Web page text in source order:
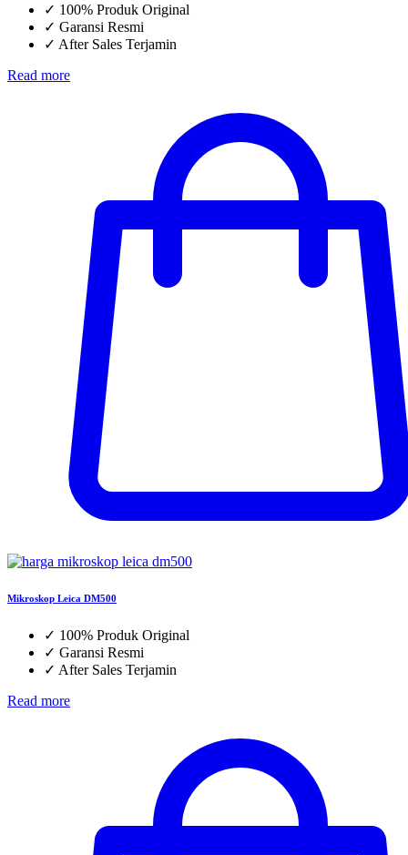
✓ 100% Produk Original
✓ Garansi Resmi
✓ After Sales Terjamin
Read more
Mikroskop Leica DM500
✓ 100% Produk Original
✓ Garansi Resmi
✓ After Sales Terjamin
Read more